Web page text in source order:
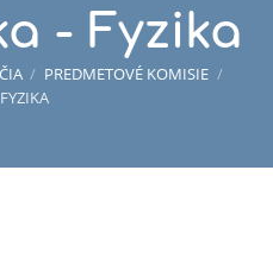
- Fyzika
/ PREDMETOVÉ KOMISIE /